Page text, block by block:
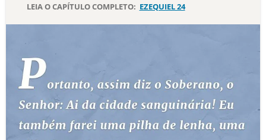
DEVOCIONAL DIÁRIO
ESTUDOS BÍBLICOS
ESBOÇOS DE PREGAÇÃO
TEMAS
LEIA O CAPÍTULO COMPLETO: EZEQUIEL 24